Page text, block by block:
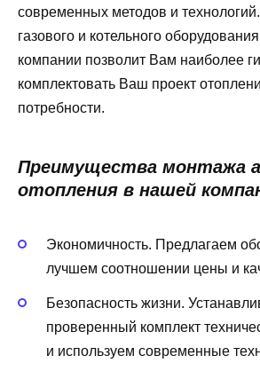
современных методов и
газового и котельного
компании позволит Вам наиболее
комплектовать Ваш проект
потребности.
Преимущества монтажа
отопления в нашей
Экономичность. Предлагаем
лучшем соотношении цены и
Безопасность жизни.
проверенный комплект
и используем современные